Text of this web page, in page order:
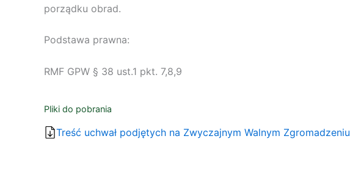
porządku obrad.
Podstawa prawna:
RMF GPW § 38 ust.1 pkt. 7,8,9
Pliki do pobrania
Treść uchwał podjętych na Zwyczajnym Walnym Zgromadzeniu